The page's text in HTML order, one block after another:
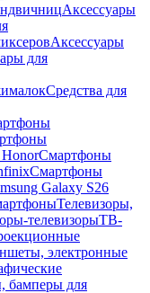
Аксессуары
Аксессуары
для
Средства для
Смартфоны
Смартфоны
Galaxy S26
Телевизоры,
телевизорыТВ-
электронные
бамперы для